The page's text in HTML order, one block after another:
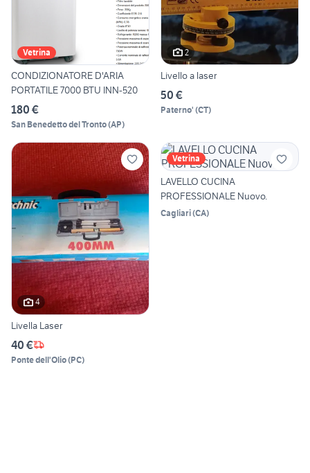
Vetrina
CONDIZIONATORE D'ARIA
PORTATILE 7000 BTU INN-520
180 €
San Benedetto del Tronto(AP)
2
Livello a laser
50 €
Paterno' (CT)
4
Livella Laser
40 €
Ponte dell'Olio(PC)
Vetrina
LAVELLO CUCINA
PROFESSIONALE Nuovo.
Cagliari(CA)